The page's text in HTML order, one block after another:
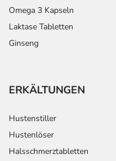
Omega 3 Kapseln
Laktase Tabletten
Ginseng
ERKÄLTUNGEN
Hustenstiller
Hustenlöser
Halsschmerztabletten